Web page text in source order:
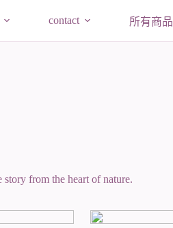
contact 所有商品
story from the heart of nature.